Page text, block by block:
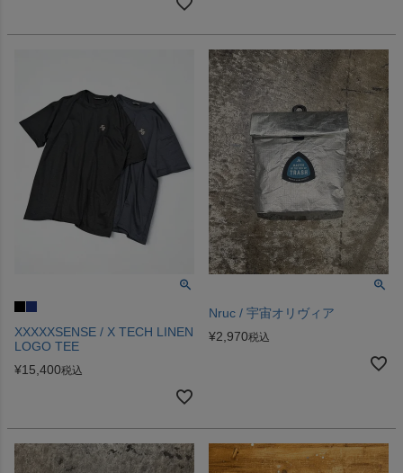
XXXXXSENSE / X TECH LINEN
LOGO TEE
¥15,400税込
Nruc / 宇宙オリヴィア
¥2,970税込